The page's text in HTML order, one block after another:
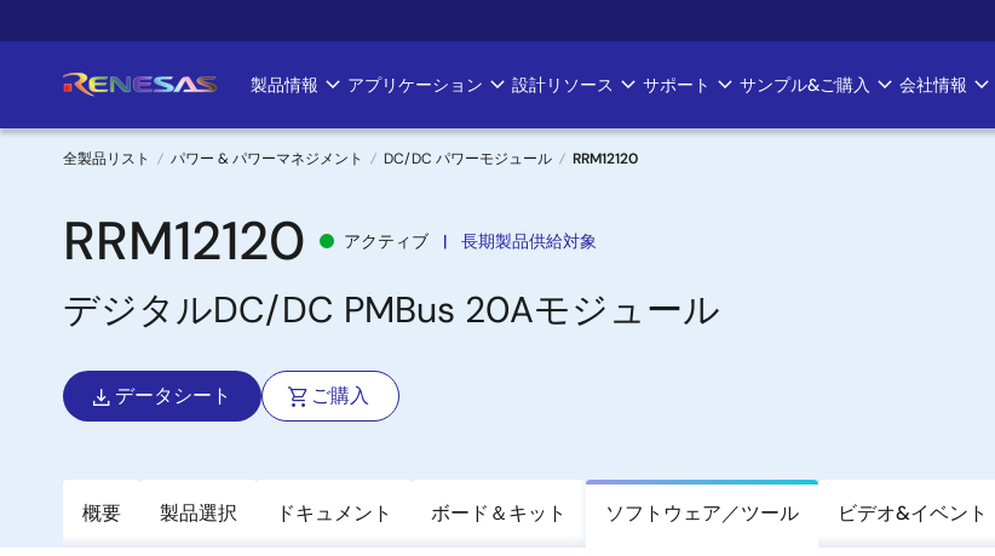
イ
ン
Main
navigation
製品情報 アプリケーション 設計リソース サポート サンプル&ご購入 会社情報
パ
ン
く
ず
全製品リスト パワー & パワーマネジメント DC/DC パワーモジュール RRM12120
RRM12120 アクティブ 長期製品供給対象
デジタルDC/DC PMBus 20Aモジュール
データシート ご購入
概要 製品選択 ドキュメント ボード＆キット ソフトウェア／ツール ビデオ&イベント